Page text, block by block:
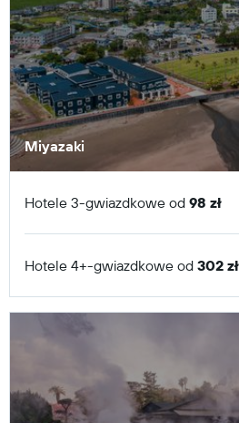
Miyazaki
Hotele 3-gwiazdkowe od 98 zł
Hotele 4+-gwiazdkowe od 302 zł